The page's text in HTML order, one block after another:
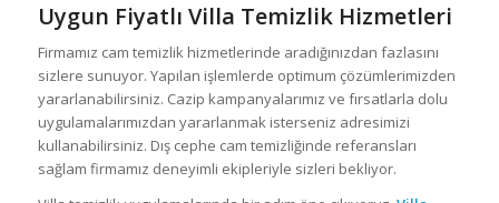
Uygun Fiyatlı Villa Temizlik Hizmetleri
Firmamız cam temizlik hizmetlerinde aradığınızdan fazlasını
sizlere sunuyor. Yapılan işlemlerde optimum çözümlerimizden
yararlanabilirsiniz. Cazip kampanyalarımız ve fırsatlarla dolu
uygulamalarımızdan yararlanmak isterseniz adresimizi
kullanabilirsiniz. Dış cephe cam temizliğinde referansları
sağlam firmamız deneyimli ekipleriyle sizleri bekliyor.